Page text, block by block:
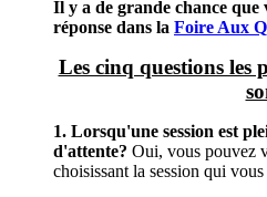
Il y a de grande chance que
réponse dans la Foire Aux
Les cinq questions les
1. Lorsqu'une session est
d'attente? Oui, vous pouvez
choisissant la session qui vous